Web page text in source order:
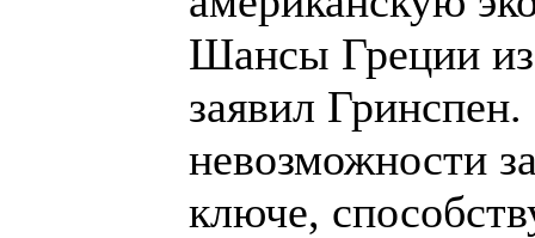
Шансы Греции
заявил
невозможности
ключе,